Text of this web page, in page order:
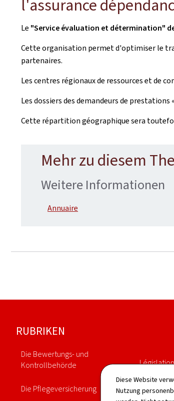
Diese Website
Nutzung
l'assurance
Le "Service évaluation et détermination"
Cette organisation permet d'optimiser le
partenaires.
Les centres régionaux de ressources et de
Les dossiers des demandeurs de
Cette répartition géographique sera
Mehr zu diesem
Weitere Informationen
Annuaire
Footer
RUBRIKEN
Die Bewertungs- und
Kontrollbehörde
Die Pflegeversicherung
Législation